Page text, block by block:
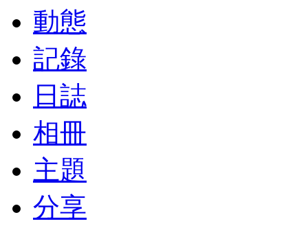
動態
記錄
日誌
相冊
主題
分享